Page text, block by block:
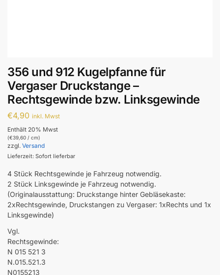
356 und 912 Kugelpfanne für
Vergaser Druckstange –
Rechtsgewinde bzw. Linksgewinde
€4,90 inkl. Mwst
Enthält 20% Mwst
(€39,60 / cm)
zzgl. Versand
Lieferzeit: Sofort lieferbar
4 Stück Rechtsgewinde je Fahrzeug notwendig.
2 Stück Linksgewinde je Fahrzeug notwendig.
(Originalausstattung: Druckstange hinter Gebläsekaste:
2xRechtsgewinde, Druckstangen zu Vergaser: 1xRechts und 1x
Linksgewinde)
Vgl.
Rechtsgewinde:
N 015 521 3
N.015.521.3
N0155213